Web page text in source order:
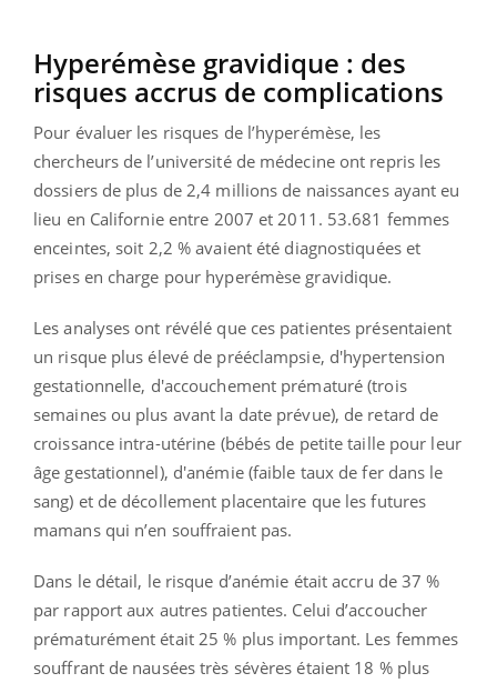
Hyperémèse gravidique : des
risques accrus de complications
Pour évaluer les risques de l’hyperémèse, les
chercheurs de l’université de médecine ont repris les
dossiers de plus de 2,4 millions de naissances ayant eu
lieu en Californie entre 2007 et 2011. 53.681 femmes
enceintes, soit 2,2 % avaient été diagnostiquées et
prises en charge pour hyperémèse gravidique.
Les analyses ont révélé que ces patientes présentaient
un risque plus élevé de prééclampsie, d'hypertension
gestationnelle, d'accouchement prématuré (trois
semaines ou plus avant la date prévue), de retard de
croissance intra-utérine (bébés de petite taille pour leur
âge gestationnel), d'anémie (faible taux de fer dans le
sang) et de décollement placentaire que les futures
mamans qui n’en souffraient pas.
Dans le détail, le risque d’anémie était accru de 37 %
par rapport aux autres patientes. Celui d’accoucher
prématurément était 25 % plus important. Les femmes
souffrant de nausées très sévères étaient 18 % plus